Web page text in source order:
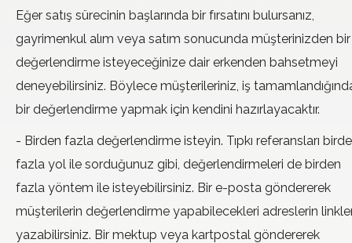
Eğer satış sürecinin başlarında bir fırsatını bulursanız,
gayrimenkul alım veya satım sonucunda müşterinizden bir
değerlendirme isteyeceğinize dair erkenden bahsetmeyi
deneyebilirsiniz. Böylece müşterileriniz, iş
bir değerlendirme yapmak için kendini hazırlayacaktır.
- Birden fazla değerlendirme isteyin. Tıpkı referansları
fazla yol ile sorduğunuz gibi, değerlendirmeleri de birden
fazla yöntem ile isteyebilirsiniz. Bir e-posta göndererek
müşterilerin değerlendirme yapabilecekleri adreslerin
yazabilirsiniz. Bir mektup veya kartpostal göndererek